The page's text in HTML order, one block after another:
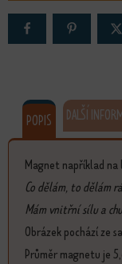
POPIS DALŠÍ
Magnet například na
Co dělám, to dělám
Mám vnitřní sílu a
Obrázek pochází ze
Průměr magnetu je